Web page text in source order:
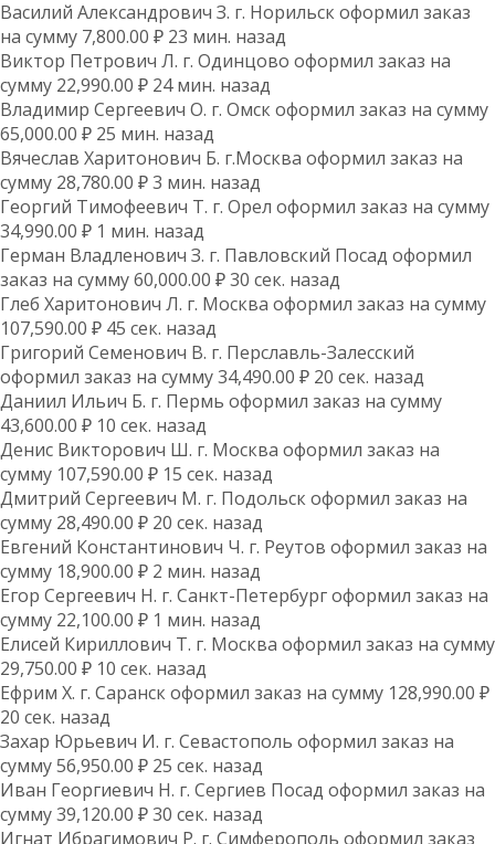
Василий Александрович З. г. Норильск оформил заказ
на сумму 7,800.00 ₽ 23 мин. назад
Виктор Петрович Л. г. Одинцово оформил заказ на
сумму 22,990.00 ₽ 24 мин. назад
Владимир Сергеевич О. г. Омск оформил заказ на сумму
65,000.00 ₽ 25 мин. назад
Вячеслав Харитонович Б. г.Москва оформил заказ на
сумму 28,780.00 ₽ 3 мин. назад
Георгий Тимофеевич Т. г. Орел оформил заказ на сумму
34,990.00 ₽ 1 мин. назад
Герман Владленович З. г. Павловский Посад оформил
заказ на сумму 60,000.00 ₽ 30 сек. назад
Глеб Харитонович Л. г. Москва оформил заказ на сумму
107,590.00 ₽ 45 сек. назад
Григорий Семенович В. г. Перславль-Залесский
оформил заказ на сумму 34,490.00 ₽ 20 сек. назад
Даниил Ильич Б. г. Пермь оформил заказ на сумму
43,600.00 ₽ 10 сек. назад
Денис Викторович Ш. г. Москва оформил заказ на
сумму 107,590.00 ₽ 15 сек. назад
Дмитрий Сергеевич М. г. Подольск оформил заказ на
сумму 28,490.00 ₽ 20 сек. назад
Евгений Константинович Ч. г. Реутов оформил заказ на
сумму 18,900.00 ₽ 2 мин. назад
Егор Сергеевич Н. г. Санкт-Петербург оформил заказ на
сумму 22,100.00 ₽ 1 мин. назад
Елисей Кириллович Т. г. Москва оформил заказ на сумму
29,750.00 ₽ 10 сек. назад
Ефрим Х. г. Саранск оформил заказ на сумму 128,990.00 ₽
20 сек. назад
Захар Юрьевич И. г. Севастополь оформил заказ на
сумму 56,950.00 ₽ 25 сек. назад
Иван Георгиевич Н. г. Сергиев Посад оформил заказ на
сумму 39,120.00 ₽ 30 сек. назад
Игнат Ибрагимович Р. г. Симферополь оформил заказ